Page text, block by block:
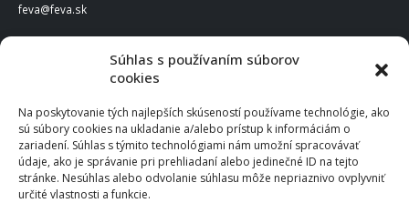
Súhlas s používaním súborov
cookies
Na poskytovanie tých najlepších skúseností používame technológie, ako
sú súbory cookies na ukladanie a/alebo prístup k informáciám o
zariadení. Súhlas s týmito technológiami nám umožní spracovávať
údaje, ako je správanie pri prehliadaní alebo jedinečné ID na tejto
stránke. Nesúhlas alebo odvolanie súhlasu môže nepriaznivo ovplyvniť
určité vlastnosti a funkcie.
feva@feva.sk
FEVA Slovakia SK s.r.o.
831 04 Bratislava
IČO: 50922688
DIČ: 2120539388
IČ DPH: SK2120539388